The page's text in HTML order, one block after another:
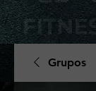
Grupos